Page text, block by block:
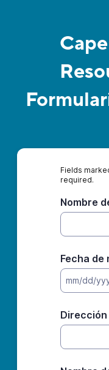
Fields
required.
Nombre
Fecha de
mm/dd/
Dirección